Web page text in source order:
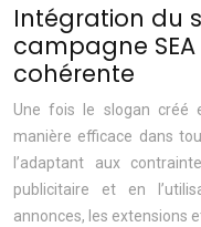
Intégration du
campagne
cohérente
Une fois le slogan créé
manière efficace dans
l’adaptant aux
publicitaire et en
annonces, les extensions